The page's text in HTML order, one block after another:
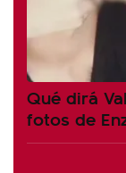
Qué dirá
fotos de